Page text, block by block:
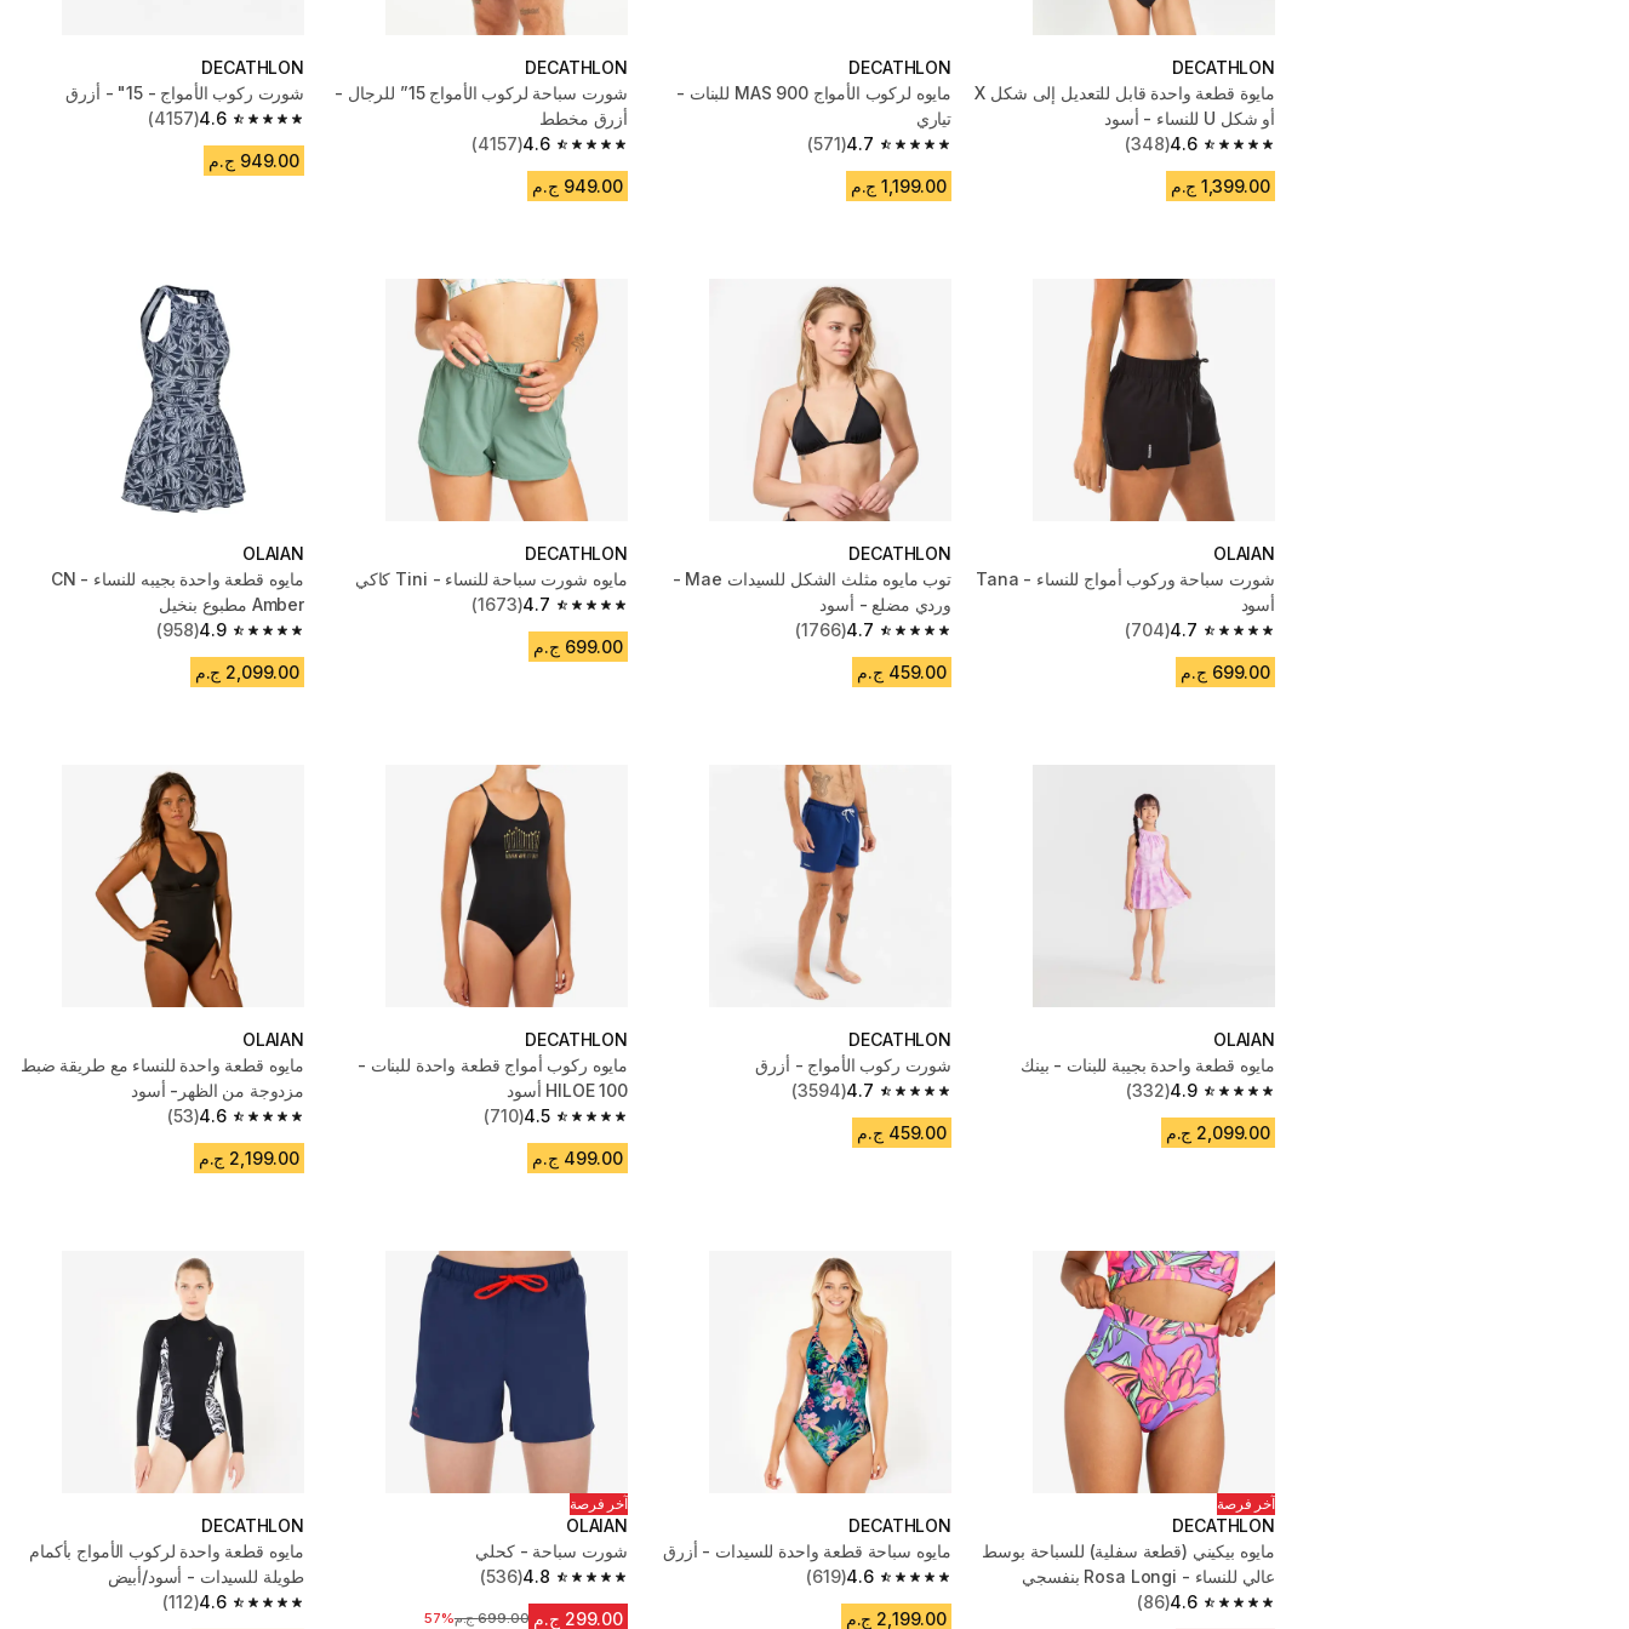
DECATHLON
مايوة قطعة واحدة قابل للتعديل إلى شكل X
أو شكل U للنساء - أسود
4.6
4.6 out of 5 stars from 348 reviews
(348)
1,399.00 ج.م
DECATHLON
مايوه لركوب الأمواج MAS 900 للبنات -
تياري
4.7
4.7 out of 5 stars from 571 reviews
(571)
1,199.00 ج.م
DECATHLON
شورت سباحة لركوب الأمواج 15” للرجال -
أزرق مخطط
4.6
4.6 out of 5 stars from 4157 reviews
(4157)
949.00 ج.م
DECATHLON
شورت ركوب الأمواج - 15" - أزرق
4.6
4.6 out of 5 stars from 4157 reviews
(4157)
949.00 ج.م
OLAIAN
شورت سباحة وركوب أمواج للنساء - Tana
أسود
4.7
4.7 out of 5 stars from 704 reviews
(704)
699.00 ج.م
DECATHLON
توب مايوه مثلث الشكل للسيدات Mae -
وردي مضلع - أسود
4.7
4.7 out of 5 stars from 1766 reviews
(1766)
459.00 ج.م
DECATHLON
مايوه شورت سباحة للنساء - Tini كاكي
4.7
4.7 out of 5 stars from 1673 reviews
(1673)
699.00 ج.م
OLAIAN
مايوه قطعة واحدة بجيبه للنساء - CN
Amber مطبوع بنخيل
4.9
4.9 out of 5 stars from 958 reviews
(958)
2,099.00 ج.م
OLAIAN
مايوه قطعة واحدة بجيبة للبنات - بينك
4.9
4.9 out of 5 stars from 332 reviews
(332)
2,099.00 ج.م
DECATHLON
شورت ركوب الأمواج - أزرق
4.7
4.7 out of 5 stars from 3594 reviews
(3594)
459.00 ج.م
DECATHLON
مايوه ركوب أمواج قطعة واحدة للبنات -
HILOE 100 أسود
4.5
4.5 out of 5 stars from 710 reviews
(710)
499.00 ج.م
OLAIAN
مايوه قطعة واحدة للنساء مع طريقة ضبط
مزدوجة من الظهر- أسود
4.6
4.6 out of 5 stars from 53 reviews
(53)
2,199.00 ج.م
آخر فرصة
DECATHLON
مايوه بيكيني (قطعة سفلية) للسباحة بوسط
عالي للنساء - Rosa Longi بنفسجي
4.6
4.6 out of 5 stars from 86 reviews
(86)
DECATHLON
مايوه سباحة قطعة واحدة للسيدات - أزرق
4.6
4.6 out of 5 stars from 619 reviews
(619)
2,199.00 ج.م
آخر فرصة
OLAIAN
شورت سباحة - كحلي
4.8
4.8 out of 5 stars from 536 reviews
(536)
299.00 ج.م السعر قبل التخفيض
699.00 ج.م 57%
DECATHLON
مايوه قطعة واحدة لركوب الأمواج بأكمام
طويلة للسيدات - أسود/أبيض
4.6
4.6 out of 5 stars from 112 reviews
(112)